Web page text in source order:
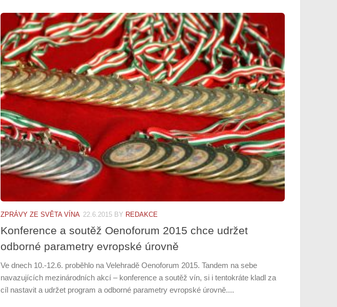
ZPRÁVY ZE SVĚTA VÍNA 22.6.2015 BY REDAKCE
Konference a soutěž Oenoforum 2015 chce udržet
odborné parametry evropské úrovně
Ve dnech 10.-12.6. proběhlo na Velehradě Oenoforum 2015. Tandem na sebe
navazujících mezinárodních akcí – konference a soutěž vín, si i tentokráte kladl za
cíl nastavit a udržet program a odborné parametry evropské úrovně....